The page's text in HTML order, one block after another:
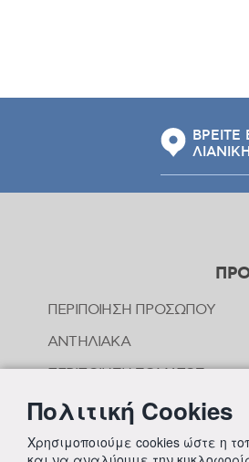
ΠΕΡΙΠΟΙΗΣΗ ΠΡΟΣΩΠΟΥ
ΑΝΤΗΛΙΑΚΑ
ΠΕΡΙΠΟΙΗΣΗ ΣΩΜΑΤΟΣ
ΠΕΡΙΠΟΙΗΣΗ ΜΑΛΛΙΩΝ
ΣΤΟΜΑΤΙΚΗ ΥΓΙΕΙΝΗ
Πολιτική Cookies
Χρησιμοποιούμε cookies ώστε η